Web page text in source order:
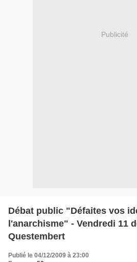
Publicité
Débat public "Défaites vos
l'anarchisme" - Vendredi 11
Questembert
Publié le 04/12/2009 à 23:00